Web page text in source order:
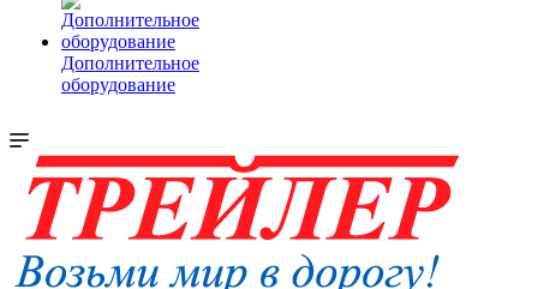
Дополнительное
оборудование